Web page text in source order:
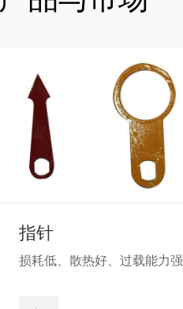
指针
损耗低、散热好、过载能力强